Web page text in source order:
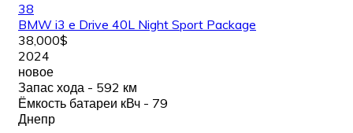
38
BMW i3 e Drive 40L Night Sport Package
38,000$
2024
новое
Запас хода - 592 км
Ёмкость батареи кВч - 79
Днепр